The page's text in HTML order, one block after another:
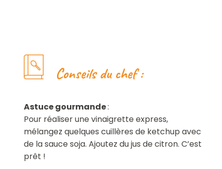
Conseils du chef :
Astuce gourmande:
Pour réaliser une vinaigrette express,
mélangez quelques cuillères de ketchup avec
de la sauce soja. Ajoutez du jus de citron. C’est
prêt !